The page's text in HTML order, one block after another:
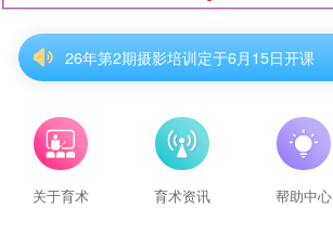
26年第2期摄影培训定于6月15日开课
26年第2期摄影培训定于6月15日开课
26年第2期摄影培训定于6月15日开课
关于育术 育术资讯 帮助中心